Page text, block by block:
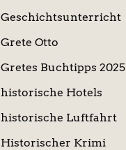
Geschichtsunterricht
Grete Otto
Gretes Buchtipps 2025
historische Hotels
historische Luftfahrt
Historischer Krimi